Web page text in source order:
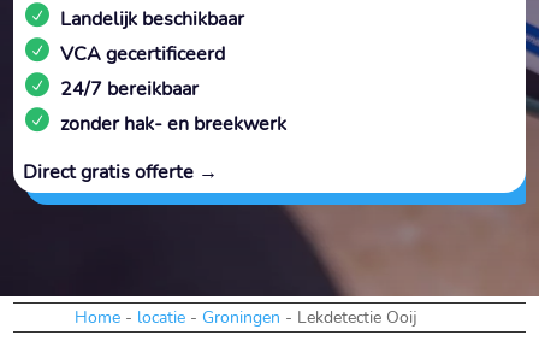
Landelijk beschikbaar
VCA gecertificeerd
24/7 bereikbaar
zonder hak- en breekwerk
Direct gratis offerte →
Home- locatie- Groningen - Lekdetectie Ooij